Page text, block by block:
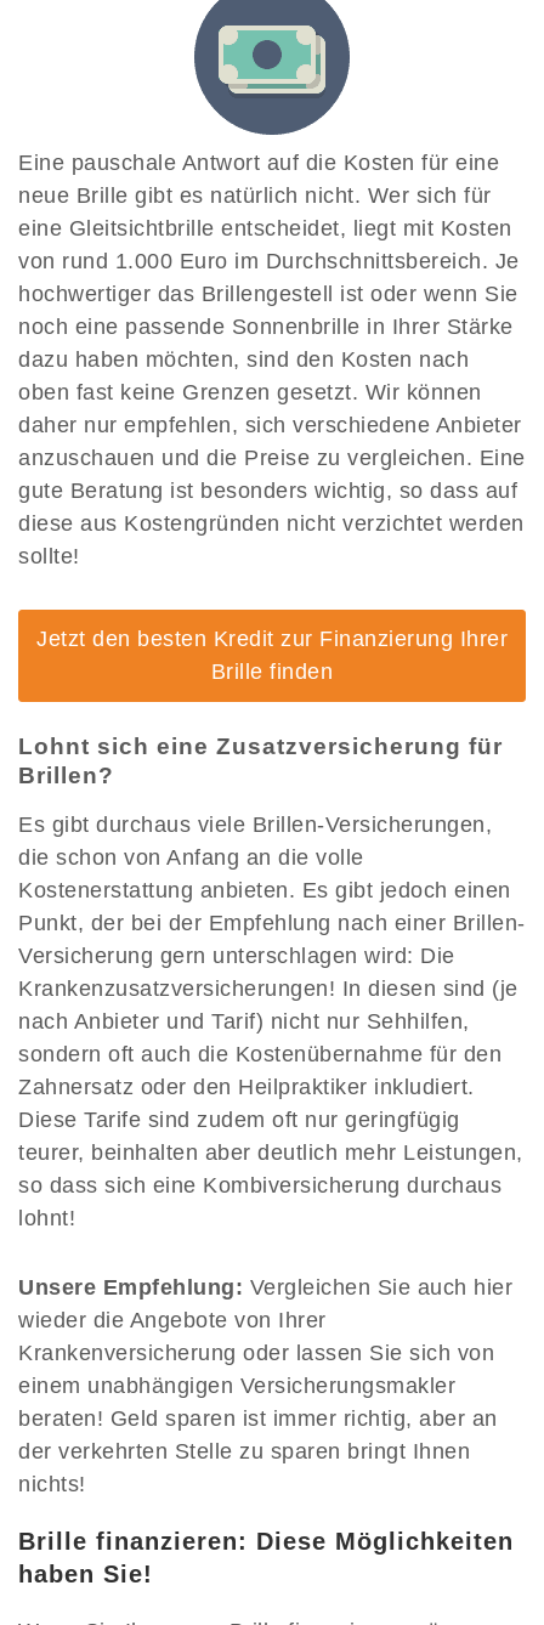
Eine pauschale Antwort auf die Kosten für eine
neue Brille gibt es natürlich nicht. Wer sich für
eine Gleitsichtbrille entscheidet, liegt mit Kosten
von rund 1.000 Euro im Durchschnittsbereich. Je
hochwertiger das Brillengestell ist oder wenn Sie
noch eine passende Sonnenbrille in Ihrer Stärke
dazu haben möchten, sind den Kosten nach
oben fast keine Grenzen gesetzt. Wir können
daher nur empfehlen, sich verschiedene Anbieter
anzuschauen und die Preise zu vergleichen. Eine
gute Beratung ist besonders wichtig, so dass auf
diese aus Kostengründen nicht verzichtet werden
sollte!
Jetzt den besten Kredit zur Finanzierung Ihrer
Brille finden
Lohnt sich eine Zusatzversicherung für
Brillen?
Es gibt durchaus viele Brillen-Versicherungen,
die schon von Anfang an die volle
Kostenerstattung anbieten. Es gibt jedoch einen
Punkt, der bei der Empfehlung nach einer Brillen-
Versicherung gern unterschlagen wird: Die
Krankenzusatzversicherungen! In diesen sind (je
nach Anbieter und Tarif) nicht nur Sehhilfen,
sondern oft auch die Kostenübernahme für den
Zahnersatz oder den Heilpraktiker inkludiert.
Diese Tarife sind zudem oft nur geringfügig
teurer, beinhalten aber deutlich mehr Leistungen,
so dass sich eine Kombiversicherung durchaus
lohnt!
Unsere Empfehlung: Vergleichen Sie auch hier
wieder die Angebote von Ihrer
Krankenversicherung oder lassen Sie sich von
einem unabhängigen Versicherungsmakler
beraten! Geld sparen ist immer richtig, aber an
der verkehrten Stelle zu sparen bringt Ihnen
nichts!
Brille finanzieren: Diese Möglichkeiten
haben Sie!